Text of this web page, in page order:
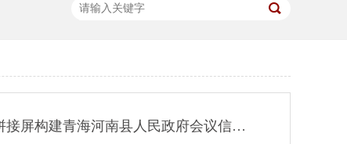
中亿睿46寸液晶拼接屏构建青海河南县人民政府会议信息化服务中心